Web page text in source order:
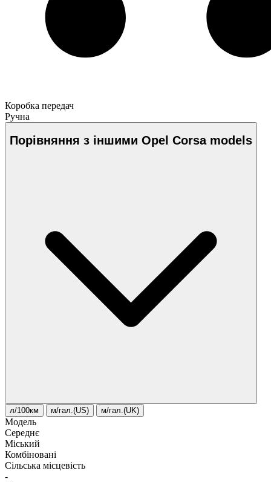
Коробка передач
Ручна
Порівняння з іншими Opel Corsa models
л/100км м/гал.(US) м/гал.(UK)
Модель
Середнє
Міський
Комбіновані
Сільська місцевість
-